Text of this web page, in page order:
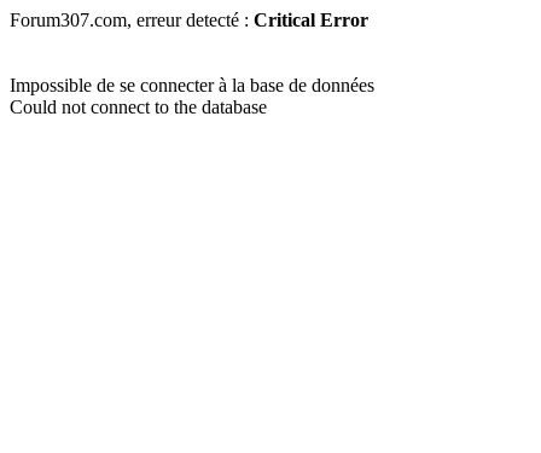
Forum307.com, erreur detecté : Critical Error
Impossible de se connecter à la base de données
Could not connect to the database